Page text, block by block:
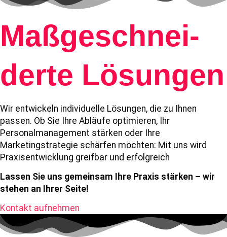
Maßgeschnei­
derte Lösungen
Wir entwickeln individuelle Lösungen, die zu Ihnen
passen. Ob Sie Ihre Abläufe optimieren, Ihr
Personalmanagement stärken oder Ihre
Marketingstrategie schärfen möchten: Mit uns wird
Praxisentwicklung greifbar und erfolgreich
Lassen Sie uns gemeinsam Ihre Praxis stärken – wir
stehen an Ihrer Seite!
Kontakt aufnehmen